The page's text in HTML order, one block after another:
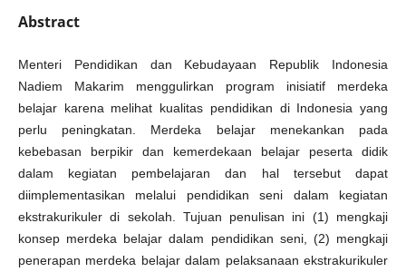
Abstract
Menteri Pendidikan dan Kebudayaan Republik Indonesia
Nadiem Makarim menggulirkan program inisiatif merdeka
belajar karena melihat kualitas pendidikan di Indonesia yang
perlu peningkatan. Merdeka belajar menekankan pada
kebebasan berpikir dan kemerdekaan belajar peserta didik
dalam kegiatan pembelajaran dan hal tersebut dapat
diimplementasikan melalui pendidikan seni dalam kegiatan
ekstrakurikuler di sekolah. Tujuan penulisan ini (1) mengkaji
konsep merdeka belajar dalam pendidikan seni, (2) mengkaji
penerapan merdeka belajar dalam pelaksanaan ekstrakurikuler